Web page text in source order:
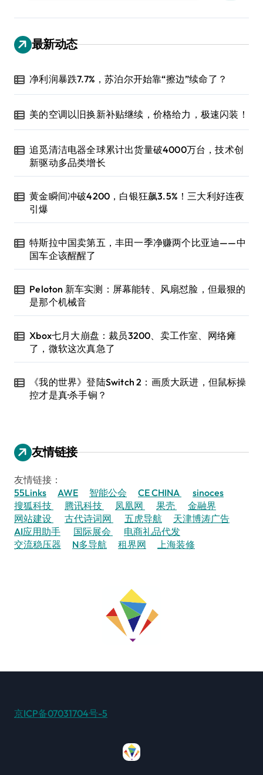
最新动态
净利润暴跌7.7%，苏泊尔开始靠“擦边”续命了？
美的空调以旧换新补贴继续，价格给力，极速闪装！
追觅清洁电器全球累计出货量破4000万台，技术创
新驱动多品类增长
黄金瞬间冲破4200，白银狂飙3.5%！三大利好连夜
引爆
特斯拉中国卖第五，丰田一季净赚两个比亚迪——中
国车企该醒醒了
Peloton 新车实测：屏幕能转、风扇怼脸，但最狠的
是那个机械音
Xbox七月大崩盘：裁员3200、卖工作室、网络瘫
了，微软这次真急了
《我的世界》登陆Switch 2：画质大跃进，但鼠标操
控才是真·杀手锏？
友情链接
友情链接：
55Links
AWE 智能公会 CE CHINA
sinoces
搜狐科技
腾讯科技 凤凰网 果壳
金融界
网站建设
古代诗词网 五虎导航
天津博涛广告
AI应用助手
国际展会
电商礼品代发
交流稳压器
N多导航 租界网 上海装修
京ICP备07031704号-5